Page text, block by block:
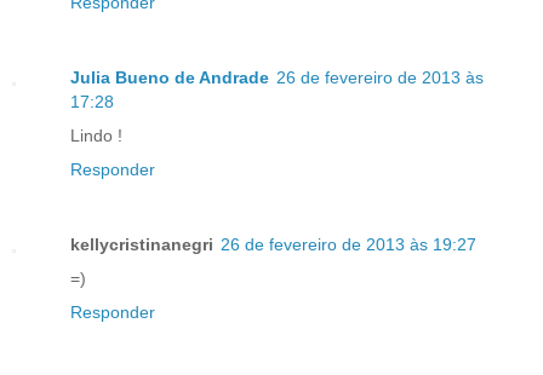
Julia Bueno de Andrade 26 de fevereiro de 2013 às
17:28
Lindo !
Responder
kellycristinanegri 26 de fevereiro de 2013 às 19:27
=)
Responder